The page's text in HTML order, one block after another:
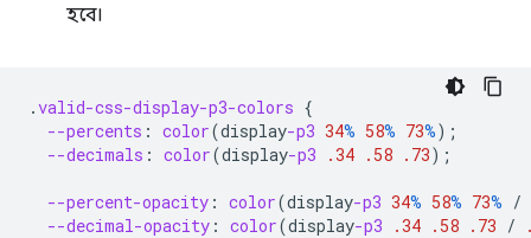
হবে।
.valid-css-display-p3-colors {
--percents : color(display-p3 34% 58% 73%);
--decimals : color(display-p3 .34 .58 .73);
--percent-opacity : color(display-p3 34% 58% 73% /
--decimal-opacity : color(display-p3 .34 .58 .73 /